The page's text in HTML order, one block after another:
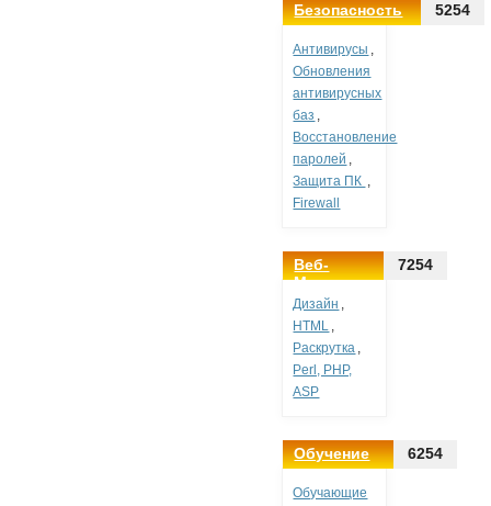
Безопасность 5254
Антивирусы ,
Обновления
антивирусных
баз ,
Восстановление
паролей ,
Защита ПК ,
Firewall
Веб-
Мастеру
7254
Дизайн ,
HTML ,
Раскрутка ,
Perl, PHP,
ASP
Обучение 6254
Обучающие